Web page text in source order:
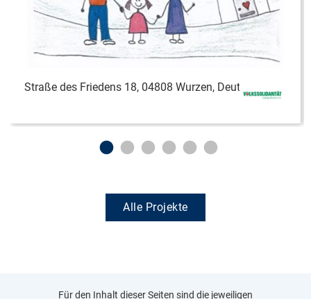
Straße des Friedens 18, 04808 Wurzen, Deutschland
Alle Projekte
Für den Inhalt dieser Seiten sind die jeweiligen